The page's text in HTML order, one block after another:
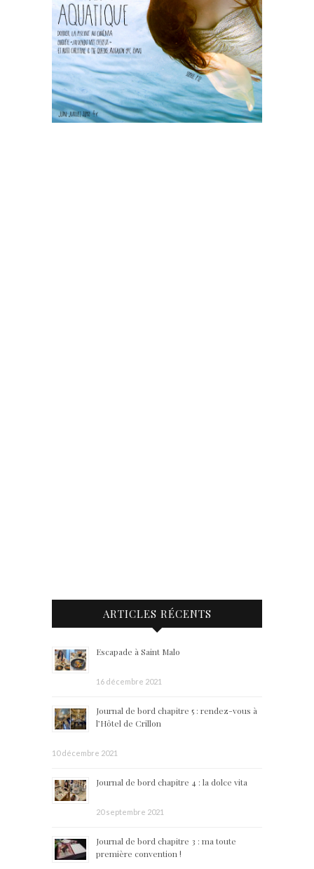
ARTICLES RÉCENTS
Escapade à Saint Malo
16 décembre 2021
Journal de bord chapitre 5 : rendez-vous à
l’Hôtel de Crillon
10 décembre 2021
Journal de bord chapitre 4 : la dolce vita
20 septembre 2021
Journal de bord chapitre 3 : ma toute
première convention !